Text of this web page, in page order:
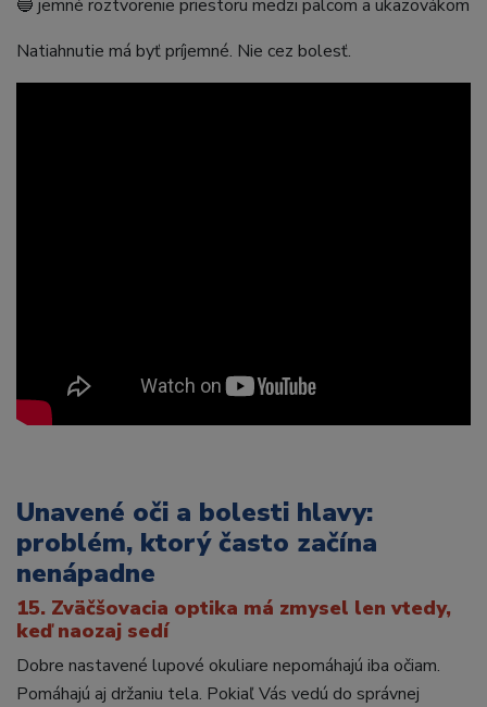
🔵 jemné roztvorenie priestoru medzi palcom a ukazovákom
Natiahnutie má byť príjemné. Nie cez bolesť.
Unavené oči a bolesti hlavy:
problém, ktorý často začína
nenápadne
15. Zväčšovacia optika má zmysel len vtedy,
keď naozaj sedí
Dobre nastavené lupové okuliare nepomáhajú iba očiam.
Pomáhajú aj držaniu tela. Pokiaľ Vás vedú do správnej